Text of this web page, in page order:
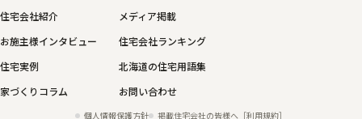
住宅会社紹介
メディア掲載
お施主様インタビュー
住宅会社ランキング
住宅実例
北海道の住宅用語集
家づくりコラム
お問い合わせ
個人情報保護方針 掲載住宅会社の皆様へ［利用規約］